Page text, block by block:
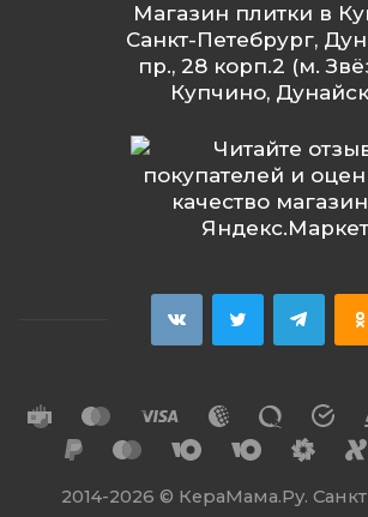
Магазин плитки в
Санкт-Петебрург,
пр., 28 корп.2 (м.
Купчино,
2014-2026 © КераМама.Ру.